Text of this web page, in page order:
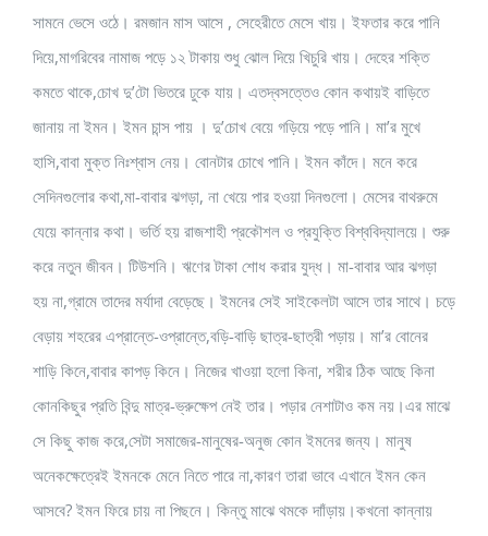
সামনে ভেসে ওঠে। রমজান মাস আসে , সেহেরীতে মেসে খায়। ইফতার করে পানি
দিয়ে,মাগরিবের নামাজ পড়ে ১২ টাকায় শুধু ঝোল দিয়ে খিচুরি খায়। দেহের শক্তি
কমতে থাকে,চোখ দু’টো ভিতরে ঢুকে যায়। এতদ্বসত্তেও কোন কথায়ই বাড়িতে
জানায় না ইমন। ইমন চান্স পায় । দু’চোখ বেয়ে গড়িয়ে পড়ে পানি। মা’র মুখে
হাসি,বাবা মুক্ত নিঃশ্বাস নেয়। বোনটার চোখে পানি। ইমন কাঁদে। মনে করে
সেদিনগুলোর কথা,মা-বাবার ঝগড়া, না খেয়ে পার হওয়া দিনগুলো। মেসের বাথরুমে
যেয়ে কান্নার কথা। ভর্তি হয় রাজশাহী প্রকৌশল ও প্রযুক্তি বিশ্ববিদ্যালয়ে। শুরু
করে নতুন জীবন। টিউশনি। ঋণের টাকা শোধ করার যুদ্ধ। মা-বাবার আর ঝগড়া
হয় না,গ্রামে তাদের মর্যাদা বেড়েছে। ইমনের সেই সাইকেলটা আসে তার সাথে। চড়ে
বেড়ায় শহরের এপ্রান্তে-ওপ্রান্তে,বড়ি-বাড়ি ছাত্র-ছাত্রী পড়ায়। মা’র বোনের
শাড়ি কিনে,বাবার কাপড় কিনে। নিজের খাওয়া হলো কিনা, শরীর ঠিক আছে কিনা
কোনকিছুর প্রতি বিন্দু মাত্র-ভ্রুক্ষেপ নেই তার। পড়ার নেশাটাও কম নয়।এর মাঝে
সে কিছু কাজ করে,সেটা সমাজের-মানুষের-অনুজ কোন ইমনের জন্য। মানুষ
অনেকক্ষেত্রেই ইমনকে মেনে নিতে পারে না,কারণ তারা ভাবে এখানে ইমন কেন
আসবে? ইমন ফিরে চায় না পিছনে। কিন্তু মাঝে থমকে দাাঁড়ায়।কখনো কান্নায়